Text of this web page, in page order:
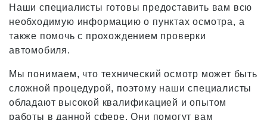
Наши специалисты готовы предоставить вам всю
необходимую информацию о пунктах осмотра, а
также помочь с прохождением проверки
автомобиля.
Мы понимаем, что технический осмотр может быть
сложной процедурой, поэтому наши специалисты
обладают высокой квалификацией и опытом
работы в данной сфере. Они помогут вам